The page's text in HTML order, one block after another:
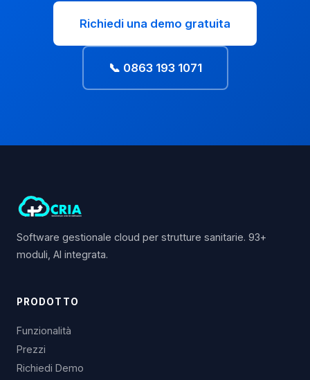
Richiedi una demo gratuita
📞 0863 193 1071
Software gestionale cloud per strutture sanitarie. 93+
moduli, AI integrata.
PRODOTTO
Funzionalità
Prezzi
Richiedi Demo